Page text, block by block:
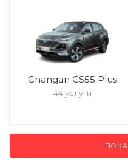
Changan CS55 Plus
44 услуги